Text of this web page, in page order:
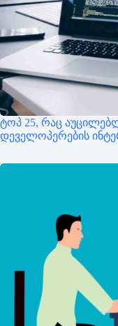
ტოპ 25, რაც
დეველოპერების